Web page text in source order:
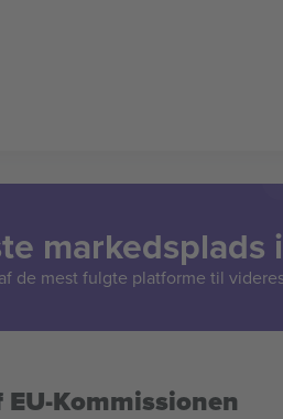
markedsplads
de mest fulgte platforme til
Kommissionen